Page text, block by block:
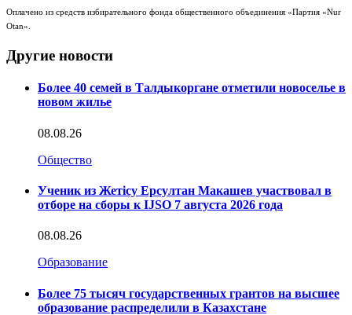
Оплачено из средств избирательного фонда общественного объединения «Партия «Nur
Otan».
Другие новости
Более 40 семей в Талдыкоргане отметили новоселье в
новом жилье
08.08.26
Общество
Ученик из Жетісу Ерсултан Макашев участвовал в
отборе на сборы к IJSO 7 августа 2026 года
08.08.26
Образование
Более 75 тысяч государственных грантов на высшее
образование распределили в Казахстане